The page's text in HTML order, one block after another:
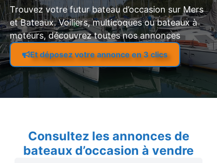
Trouvez votre futur bateau d’occasion sur Mers
et Bateaux. Voiliers, multicoques ou bateaux à
moteurs, découvrez toutes nos annonces
Et déposez votre annonce en 3 clics
Consultez les annonces de
bateaux d’occasion à vendre